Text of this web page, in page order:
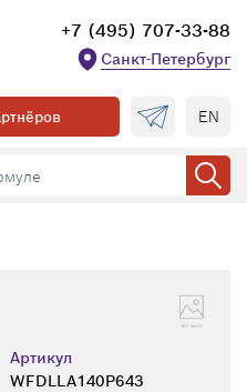
+7 (495) 707-33-88
Санкт-Петербург
EN
Артикул
WFDLLA140P643